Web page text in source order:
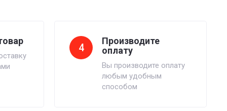
4
Производите
оплату
Вы производите оплату
любым удобным
способом